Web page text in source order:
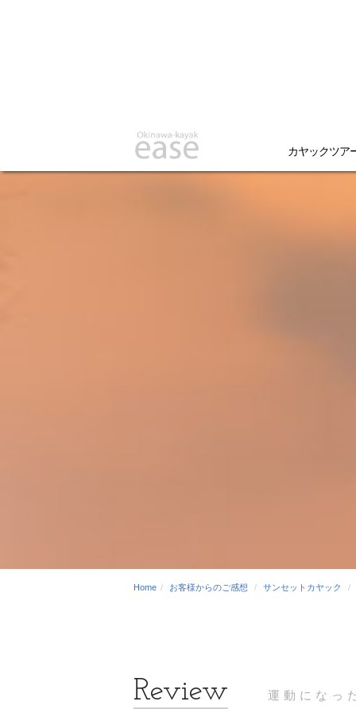
カヤックツア
Home お客様からのご感想 サンセットカヤック
運動になっ